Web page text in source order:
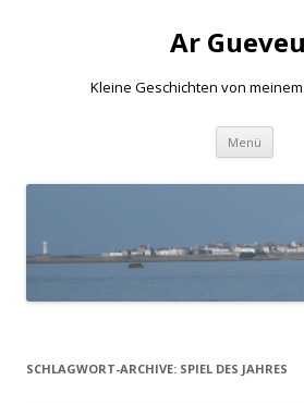
Ar
Kleine Geschichten von
Menü
Inhalt
SCHLAGWORT-ARCHIVE: SPIEL DES JAHRES